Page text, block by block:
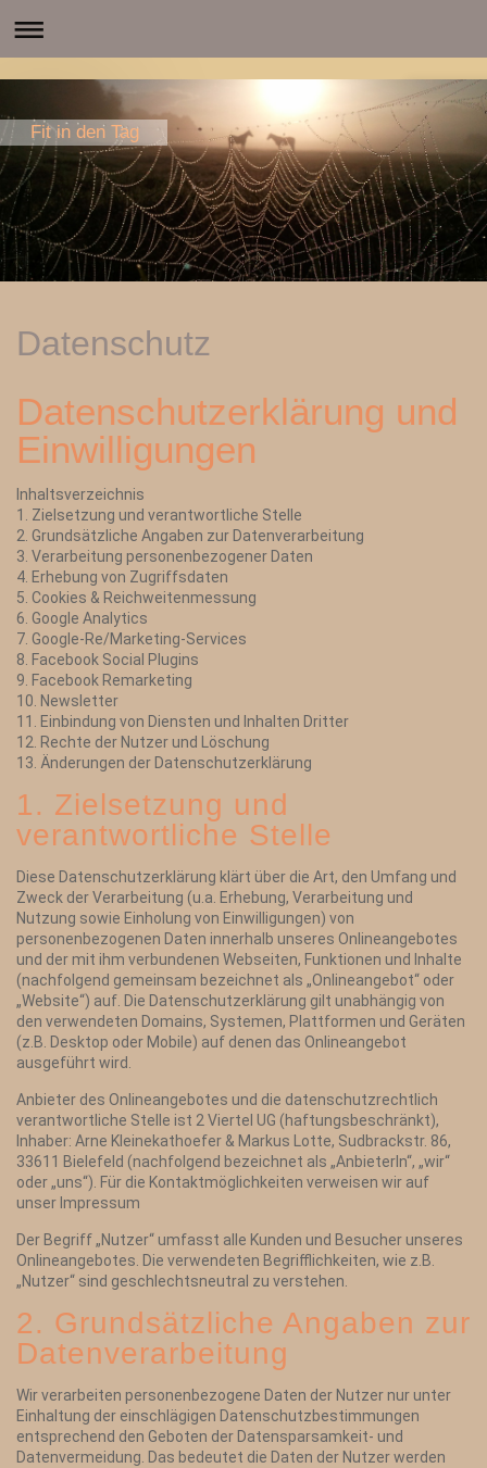
Fit in den Tag
Datenschutz
Datenschutzerklärung und
Einwilligungen
Inhaltsverzeichnis
1. Zielsetzung und verantwortliche Stelle
2. Grundsätzliche Angaben zur Datenverarbeitung
3. Verarbeitung personenbezogener Daten
4. Erhebung von Zugriffsdaten
5. Cookies & Reichweitenmessung
6. Google Analytics
7. Google-Re/Marketing-Services
8. Facebook Social Plugins
9. Facebook Remarketing
10. Newsletter
11. Einbindung von Diensten und Inhalten Dritter
12. Rechte der Nutzer und Löschung
13. Änderungen der Datenschutzerklärung
1. Zielsetzung und
verantwortliche Stelle
Diese Datenschutzerklärung klärt über die Art, den Umfang und
Zweck der Verarbeitung (u.a. Erhebung, Verarbeitung und
Nutzung sowie Einholung von Einwilligungen) von
personenbezogenen Daten innerhalb unseres Onlineangebotes
und der mit ihm verbundenen Webseiten, Funktionen und Inhalte
(nachfolgend gemeinsam bezeichnet als „Onlineangebot“ oder
„Website“) auf. Die Datenschutzerklärung gilt unabhängig von
den verwendeten Domains, Systemen, Plattformen und Geräten
(z.B. Desktop oder Mobile) auf denen das Onlineangebot
ausgeführt wird.
Anbieter des Onlineangebotes und die datenschutzrechtlich
verantwortliche Stelle ist 2 Viertel UG (haftungsbeschränkt),
Inhaber: Arne Kleinekathoefer & Markus Lotte, Sudbrackstr. 86,
33611 Bielefeld (nachfolgend bezeichnet als „AnbieterIn“, „wir“
oder „uns“). Für die Kontaktmöglichkeiten verweisen wir auf
unser Impressum
Der Begriff „Nutzer“ umfasst alle Kunden und Besucher unseres
Onlineangebotes. Die verwendeten Begrifflichkeiten, wie z.B.
„Nutzer“ sind geschlechtsneutral zu verstehen.
2. Grundsätzliche Angaben zur
Datenverarbeitung
Wir verarbeiten personenbezogene Daten der Nutzer nur unter
Einhaltung der einschlägigen Datenschutzbestimmungen
entsprechend den Geboten der Datensparsamkeit- und
Datenvermeidung. Das bedeutet die Daten der Nutzer werden